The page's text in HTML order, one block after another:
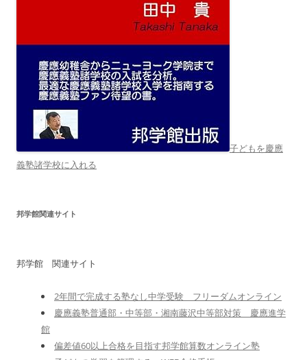
子どもを慶應
義塾諸学校に入れる
邦学館関連サイト
邦学館 関連サイト
2年間で完成する塾なし中学受験 フリーダムオンライン
慶應義塾普通部・中等部・湘南藤沢中等部対策 慶應進学
館
偏差値60以上合格を目指す邦学館算数オンライン塾